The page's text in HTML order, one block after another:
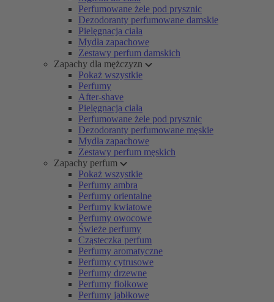
Perfumowane żele pod prysznic
Dezodoranty perfumowane damskie
Pielęgnacja ciała
Mydła zapachowe
Zestawy perfum damskich
Zapachy dla mężczyzn
Pokaż wszystkie
Perfumy
After-shave
Pielęgnacja ciała
Perfumowane żele pod prysznic
Dezodoranty perfumowane męskie
Mydła zapachowe
Zestawy perfum męskich
Zapachy perfum
Pokaż wszystkie
Perfumy ambra
Perfumy orientalne
Perfumy kwiatowe
Perfumy owocowe
Świeże perfumy
Cząsteczka perfum
Perfumy aromatyczne
Perfumy cytrusowe
Perfumy drzewne
Perfumy fiołkowe
Perfumy jabłkowe